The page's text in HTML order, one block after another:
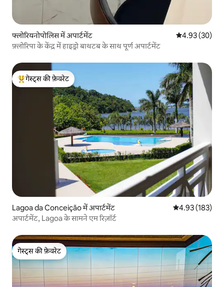
फ्लोरियनोपोलिस में अपार्टमेंट औसत रेटिंग 5 में
4.93 (30)
फ़्लोरिपा के केंद्र में हाइड्रो बाथटब के साथ पूर्ण अपार्टमेंट
गेस्ट्स का टॉप फ़ेवरेट
गेस्ट्स की फ़ेवरेट
Lagoa da Conceição में अपार्टमेंट औसत रेटिंग 5 में से
4.93 (183)
अपार्टमेंट, Lagoa के सामने एम रिज़ॉर्ट
गेस्ट्स की फ़ेवरेट
गेस्ट्स की फ़ेवरेट